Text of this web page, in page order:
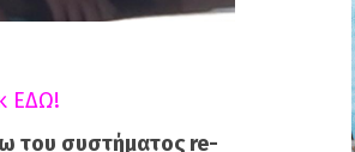
ΕΔΩ!
του συστήματος re-